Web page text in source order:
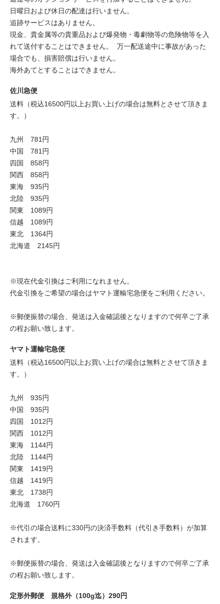
日曜日および休日の配達は行いません。
追跡サービスはありません。
現金、貴金属等の貴重品および爆発物・毒劇物等の危険物等を入
れて送付することはできません。 万一配送途中に事故があった
場合でも、損害賠償は行いません。
海外あてとすることはできません。
佐川急便
送料（税込16500円以上お買い上げの場合は無料とさせて頂きま
す。）
九州 781円
中国 781円
四国 858円
関西 858円
東海 935円
北陸 935円
関東 1089円
信越 1089円
東北 1364円
北海道 2145円
※現在代金引換はご利用になれません。
代金引換をご希望の場合はヤマト運輸宅急便をご利用ください。
※郵便振替の場合、発送は入金確認後となりますので何卒ご了承
の程お願い致します。
ヤマト運輸宅急便
送料（税込16500円以上お買い上げの場合は無料とさせて頂きま
す。）
九州 935円
中国 935円
四国 1012円
関西 1012円
東海 1144円
北陸 1144円
関東 1419円
信越 1419円
東北 1738円
北海道 1760円
※代引の場合送料に330円の決済手数料（代引き手数料）が加算
されます。
※郵便振替の場合、発送は入金確認後となりますので何卒ご了承
の程お願い致します。
定形外郵便 規格外（100g迄）290円